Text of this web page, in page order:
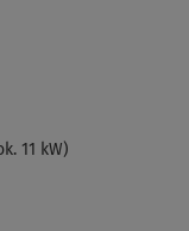
11 kW)